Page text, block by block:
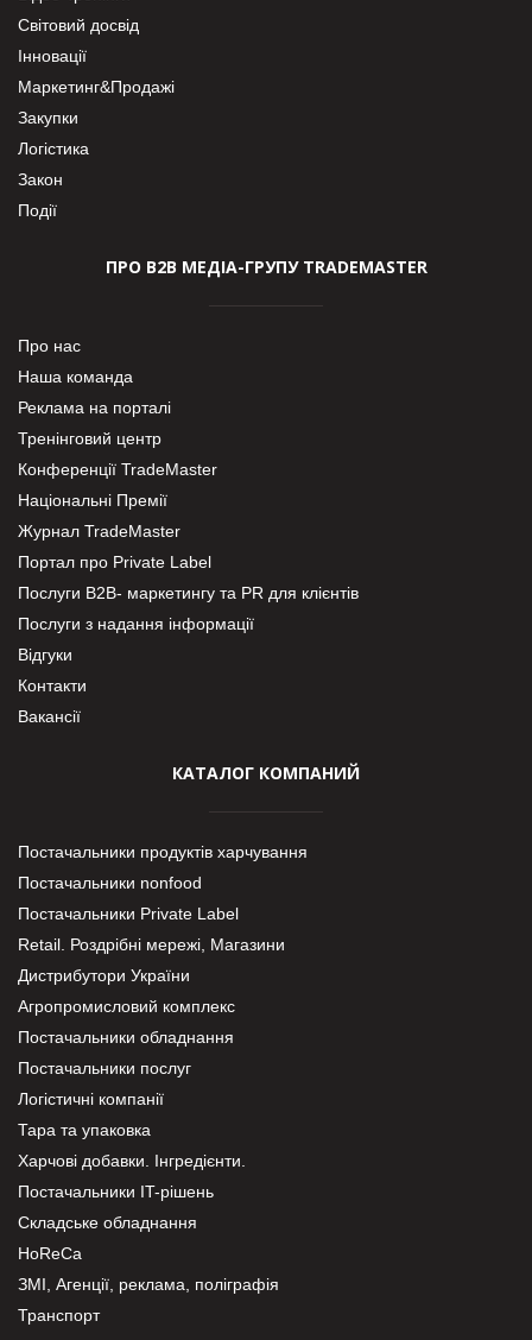
Світовий досвід
Інновації
Маркетинг&Продажі
Закупки
Логістика
Закон
Події
ПРО В2В МЕДІА-ГРУПУ TRADEMASTER
Про нас
Наша команда
Реклама на порталі
Тренінговий центр
Конференції TradeMaster
Національні Премії
Журнал TradeMaster
Портал про Private Label
Послуги В2В- маркетингу та PR для клієнтів
Послуги з надання інформації
Відгуки
Контакти
Вакансії
КАТАЛОГ КОМПАНИЙ
Постачальники продуктів харчування
Постачальники nonfood
Постачальники Private Label
Retail. Роздрібні мережі, Магазини
Дистрибутори України
Агропромисловий комплекс
Постачальники обладнання
Постачальники послуг
Логістичні компанії
Тара та упаковка
Харчові добавки. Інгредієнти.
Постачальники IT-рішень
Складське обладнання
HoReCa
ЗМІ, Агенції, реклама, поліграфія
Транспорт